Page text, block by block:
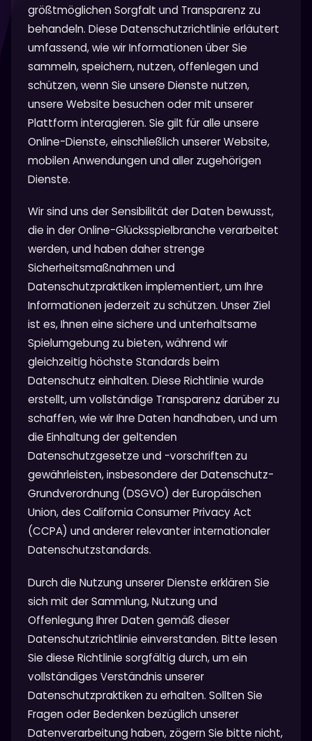
größtmöglichen Sorgfalt und Transparenz zu
behandeln. Diese Datenschutzrichtlinie erläutert
umfassend, wie wir Informationen über Sie
sammeln, speichern, nutzen, offenlegen und
schützen, wenn Sie unsere Dienste nutzen,
unsere Website besuchen oder mit unserer
Plattform interagieren. Sie gilt für alle unsere
Online-Dienste, einschließlich unserer Website,
mobilen Anwendungen und aller zugehörigen
Dienste.
Wir sind uns der Sensibilität der Daten bewusst,
die in der Online-Glücksspielbranche verarbeitet
werden, und haben daher strenge
Sicherheitsmaßnahmen und
Datenschutzpraktiken implementiert, um Ihre
Informationen jederzeit zu schützen. Unser Ziel
ist es, Ihnen eine sichere und unterhaltsame
Spielumgebung zu bieten, während wir
gleichzeitig höchste Standards beim
Datenschutz einhalten. Diese Richtlinie wurde
erstellt, um vollständige Transparenz darüber zu
schaffen, wie wir Ihre Daten handhaben, und um
die Einhaltung der geltenden
Datenschutzgesetze und -vorschriften zu
gewährleisten, insbesondere der Datenschutz-
Grundverordnung (DSGVO) der Europäischen
Union, des California Consumer Privacy Act
(CCPA) und anderer relevanter internationaler
Datenschutzstandards.
Durch die Nutzung unserer Dienste erklären Sie
sich mit der Sammlung, Nutzung und
Offenlegung Ihrer Daten gemäß dieser
Datenschutzrichtlinie einverstanden. Bitte lesen
Sie diese Richtlinie sorgfältig durch, um ein
vollständiges Verständnis unserer
Datenschutzpraktiken zu erhalten. Sollten Sie
Fragen oder Bedenken bezüglich unserer
Datenverarbeitung haben, zögern Sie bitte nicht,